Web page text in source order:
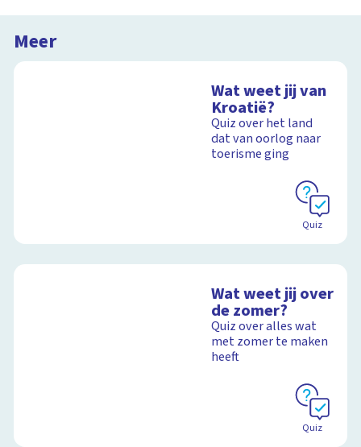
Meer
Wat weet jij van
Kroatië?
Quiz over het land
dat van oorlog naar
toerisme ging
Quiz
Wat weet jij over
de zomer?
Quiz over alles wat
met zomer te maken
heeft
Quiz